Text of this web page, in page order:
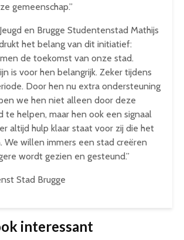
gemeenschap.”
en Brugge Studentenstad Mathijs
het belang van dit initiatief:
de toekomst van onze stad.
is voor hen belangrijk. Zeker tijdens
Door hen nu extra ondersteuning
we hen niet alleen door deze
te helpen, maar hen ook een signaal
altijd hulp klaar staat voor zij die het
We willen immers een stad creëren
wordt gezien en gesteund.”
Stad Brugge
interessant